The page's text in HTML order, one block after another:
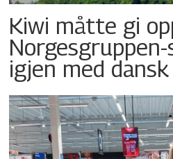
Kiwi måtte gi
igjen med